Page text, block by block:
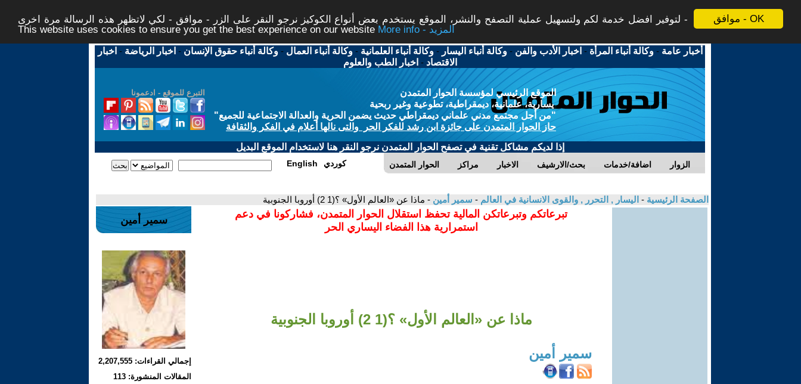
موافق - OK
لتوفير افضل خدمة لكم ولتسهيل عملية التصفح والنشر، الموقع يستخدم بعض أنواع الكوكيز نرجو النقر على الزر - موافق - لكي لاتظهر هذه الرسالة مرة اخرى -
This website uses cookies to ensure you get the best experience on our website
More info - المزيد
أخبار عامة -وكالة أنباء المرأة - اخبار الأدب والفن -وكالة أنباء اليسار -وكالة أنباء العلمانية -وكالة أنباء العمال -وكالة أنباء حقوق الإنسان - اخبار الرياضة - اخبار
الاقتصاد - اخبار الطب والعلوم
التبرع للموقع - ادعمونا
الموقع الرئيسي لمؤسسة الحوار المتمدن
يسارية، علمانية، ديمقراطية، تطوعية وغير ربحية
"من أجل مجتمع مدني علماني ديمقراطي حديث يضمن الحرية والعدالة الاجتماعية للجميع"
حاز الحوار المتمدن على جائزة ابن رشد للفكر الحر والتى نالها أعلام في الفكر والثقافة
إذا لديكم مشاكل تقنية في تصفح الحوار المتمدن نرجو النقر هنا لاستخدام الموقع البديل
الحوار المتمدن مراكز الاخبار بحث/الارشيف اضافة/خدمات الزوار English كوردي
الصفحة الرئيسية - اليسار , التحرر , والقوى الانسانية في العالم - سمير أمين - ماذا عن «العالم الأول» ؟(1 2) أوروبا‭ ‬الجنوبية
تبرعاتكم وتبرعاتكن المالية تحفظ استقلال الحوار المتمدن، فشاركونا في دعم
استمرارية هذا الفضاء اليساري الحر
ماذا عن «العالم الأول» ؟(1 2) أوروبا‭ ‬الجنوبية
سمير أمين
سمير أمين
إجمالي القراءات: 2,207,555
المقالات المنشورة: 113